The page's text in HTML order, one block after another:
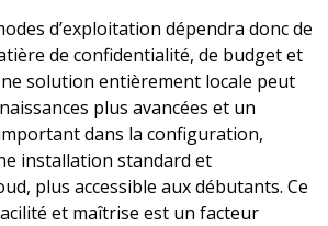
d’exploitation dépendra donc de
de confidentialité, de budget et
solution entièrement locale peut
plus avancées et un
dans la configuration,
installation standard et
plus accessible aux débutants. Ce
et maîtrise est un facteur